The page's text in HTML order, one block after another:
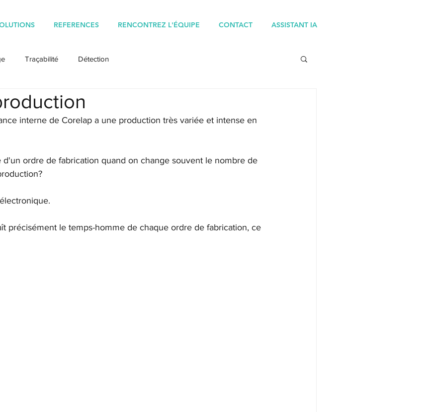
REFERENCES RENCONTREZ L'ÉQUIPE CONTACT ASSISTANT IA
Traçabilité Détection
interne de Corelap a une production très variée et intense en
ordre de fabrication quand on change souvent le nombre de
précisément le temps-homme de chaque ordre de fabrication, ce